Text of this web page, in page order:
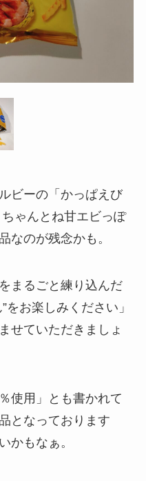
ビーの「かっぱえび
ゃんとね甘エビっぽ
なのが残念かも。
まるごと練り込んだ
をお楽しみください」
せていただきましょ
使用」とも書かれて
となっております
かもなぁ。